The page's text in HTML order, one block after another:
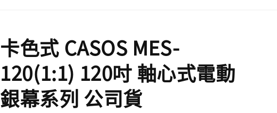
卡色式 CASOS MES-
120(1:1) 120吋 軸心式電動
銀幕系列 公司貨